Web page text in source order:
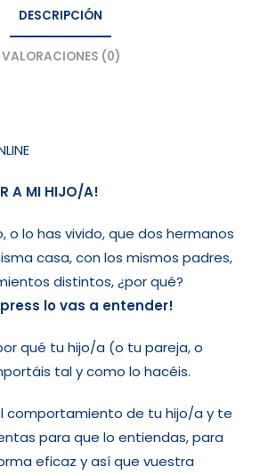
DESCRIPCIÓN
VALORACIONES (0)
A MI HIJO/A!
o lo has vivido, que dos hermanos
casa, con los mismos padres,
distintos, ¿por qué?
lo vas a entender!
qué tu hijo/a (o tu pareja, o
tal y como lo hacéis.
comportamiento de tu hijo/a y te
para que lo entiendas, para
eficaz y así que vuestra